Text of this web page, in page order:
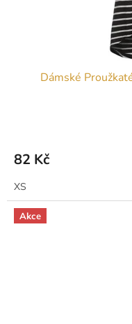
Dámské
82 Kč
XS
Akce